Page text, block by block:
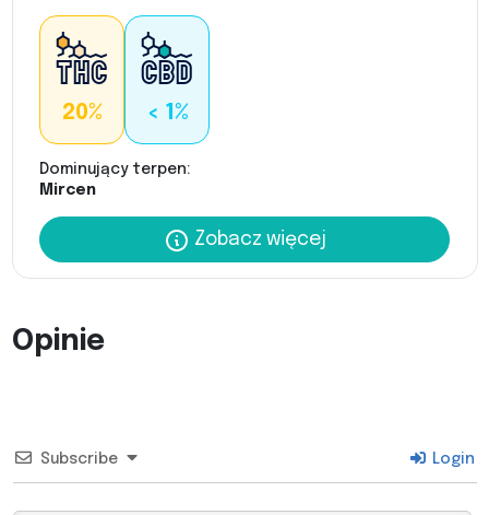
20% < 1%
Dominujący terpen:
Mircen
Zobacz więcej
Opinie
Subscribe Login